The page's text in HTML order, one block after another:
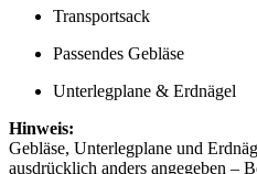
Transportsack
Passendes Gebläse
Unterlegplane & Erdnägel
Hinweis:
Gebläse, Unterlegplane und
ausdrücklich anders angegeben –